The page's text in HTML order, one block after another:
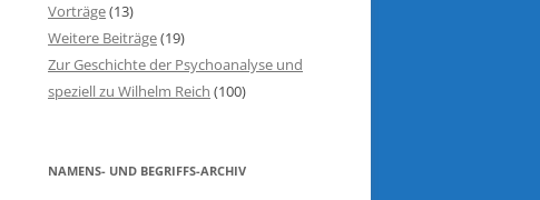
Vorträge(13)
Weitere Beiträge(19)
Zur Geschichte der Psychoanalyse und
speziell zu Wilhelm Reich (100)
NAMENS- UND BEGRIFFS-ARCHIV